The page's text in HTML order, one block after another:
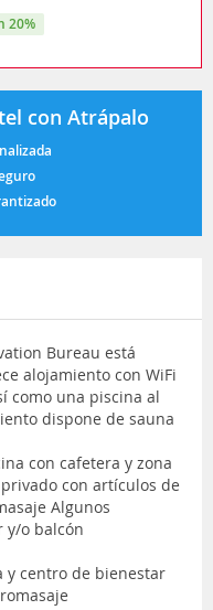
20%
con Atrápalo
Bureau está
alojamiento con WiFi
como una piscina al
dispone de sauna
con cafetera y zona
con artículos de
Algunos
y/o balcón
y centro de bienestar